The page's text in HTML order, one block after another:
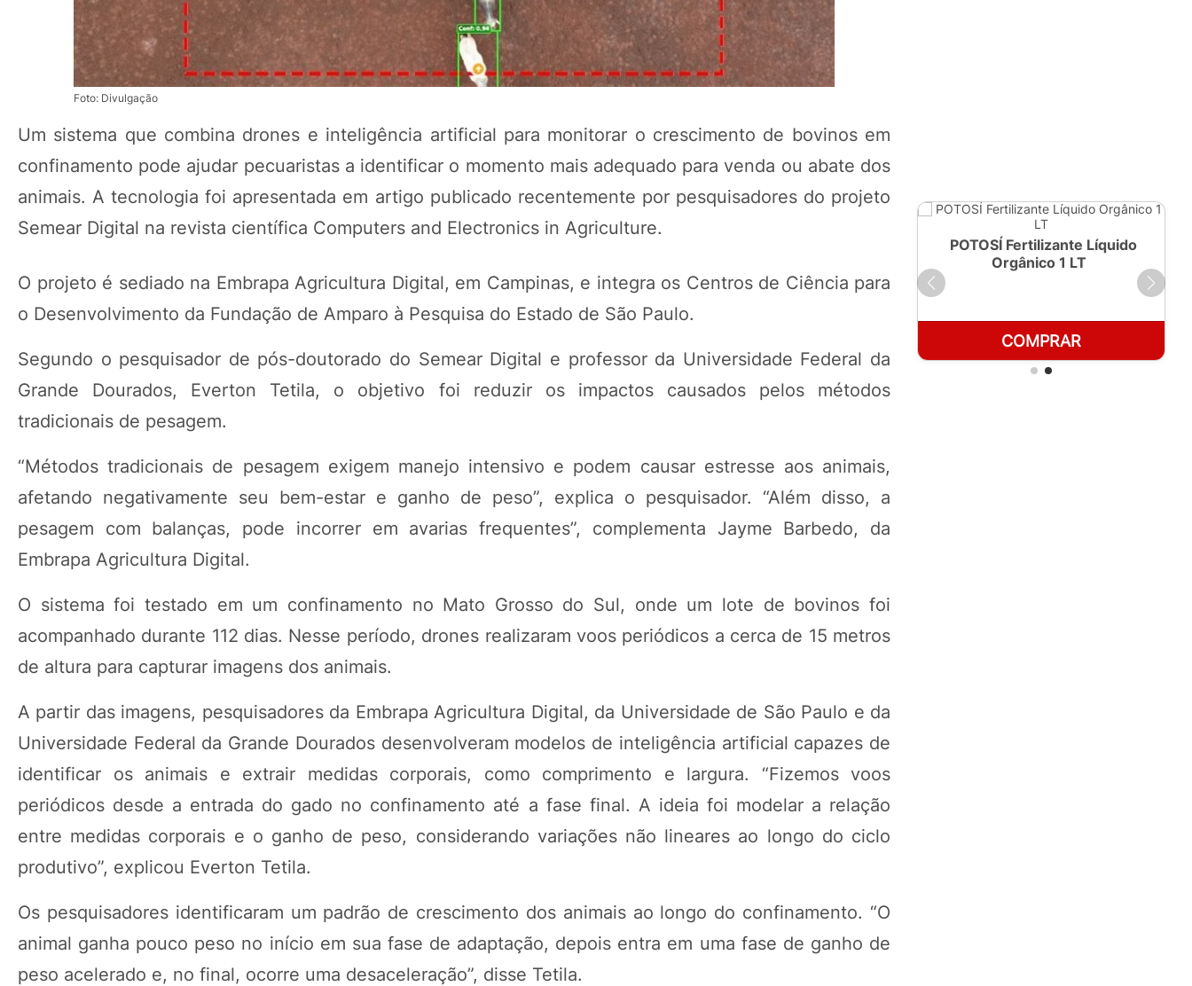
Foto: Divulgação
Um sistema que combina drones e inteligência artificial para monitorar o crescimento de bovinos em
confinamento pode ajudar pecuaristas a identificar o momento mais adequado para venda ou abate dos
animais. A tecnologia foi apresentada em artigo publicado recentemente por pesquisadores do projeto
Semear Digital na revista científica Computers and Electronics in Agriculture.
O projeto é sediado na Embrapa Agricultura Digital, em Campinas, e integra os Centros de Ciência para
o Desenvolvimento da Fundação de Amparo à Pesquisa do Estado de São Paulo.
Segundo o pesquisador de pós-doutorado do Semear Digital e professor da Universidade Federal da
Grande Dourados, Everton Tetila, o objetivo foi reduzir os impactos causados pelos métodos
tradicionais de pesagem.
“Métodos tradicionais de pesagem exigem manejo intensivo e podem causar estresse aos animais,
afetando negativamente seu bem-estar e ganho de peso”, explica o pesquisador. “Além disso, a
pesagem com balanças, pode incorrer em avarias frequentes”, complementa Jayme Barbedo, da
Embrapa Agricultura Digital.
O sistema foi testado em um confinamento no Mato Grosso do Sul, onde um lote de bovinos foi
acompanhado durante 112 dias. Nesse período, drones realizaram voos periódicos a cerca de 15 metros
de altura para capturar imagens dos animais.
A partir das imagens, pesquisadores da Embrapa Agricultura Digital, da Universidade de São Paulo e da
Universidade Federal da Grande Dourados desenvolveram modelos de inteligência artificial capazes de
identificar os animais e extrair medidas corporais, como comprimento e largura. “Fizemos voos
periódicos desde a entrada do gado no confinamento até a fase final. A ideia foi modelar a relação
entre medidas corporais e o ganho de peso, considerando variações não lineares ao longo do ciclo
produtivo”, explicou Everton Tetila.
Os pesquisadores identificaram um padrão de crescimento dos animais ao longo do confinamento. “O
animal ganha pouco peso no início em sua fase de adaptação, depois entra em uma fase de ganho de
peso acelerado e, no final, ocorre uma desaceleração”, disse Tetila.
POTOSÍ Fertilizante Líquido
Orgânico 1 LT
COMPRAR